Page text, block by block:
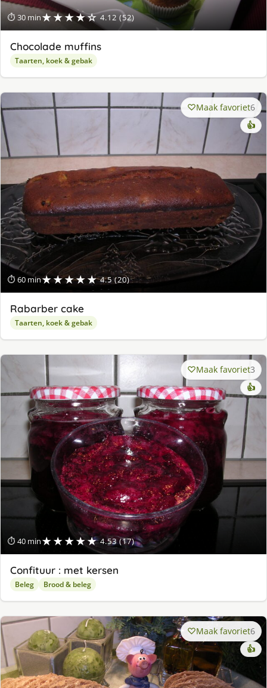
⏱ 30 min★★★★☆ 4.12 (52)
Chocolade muffins
Taarten, koek & gebak
⏱ 60 min★★★★★ 4.5 (20)
Maak favoriet6
👍
Rabarber cake
Taarten, koek & gebak
⏱ 40 min★★★★★ 4.53 (17)
Maak favoriet3
👍
Confituur : met kersen
Beleg Brood & beleg
Maak favoriet6
👍